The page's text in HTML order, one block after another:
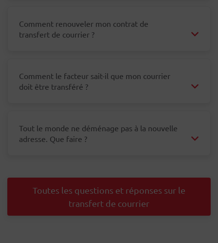
Comment renouveler mon contrat de
transfert de courrier ?
Comment le facteur sait-il que mon courrier
doit être transféré ?
Tout le monde ne déménage pas à la nouvelle
adresse. Que faire ?
Toutes les questions et réponses sur le
transfert de courrier